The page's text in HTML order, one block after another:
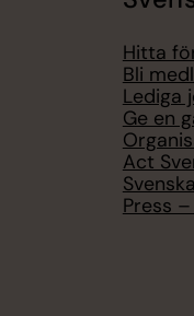
Hitta
Bli
Lediga
Ge en
Act
Press